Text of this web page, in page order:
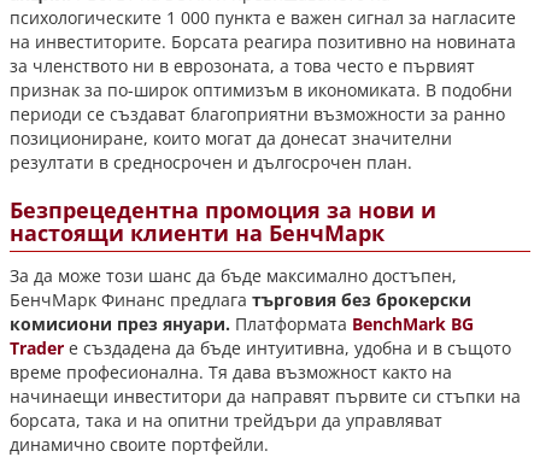
психологическите 1 000 пункта е важен сигнал за нагласите
на инвеститорите. Борсата реагира позитивно на новината
за членството ни в еврозоната, а това често е първият
признак за по-широк оптимизъм в икономиката. В подобни
периоди се създават благоприятни възможности за ранно
позициониране, които могат да донесат значителни
резултати в средносрочен и дългосрочен план.
Безпрецедентна промоция за нови и
настоящи клиенти на БенчМарк
За да може този шанс да бъде максимално достъпен,
БенчМарк Финанс предлага търговия без брокерски
комисиони през януари. Платформата BenchMark BG
Trader е създадена да бъде интуитивна, удобна и в същото
време професионална. Тя дава възможност както на
начинаещи инвеститори да направят първите си стъпки на
борсата, така и на опитни трейдъри да управляват
динамично своите портфейли.